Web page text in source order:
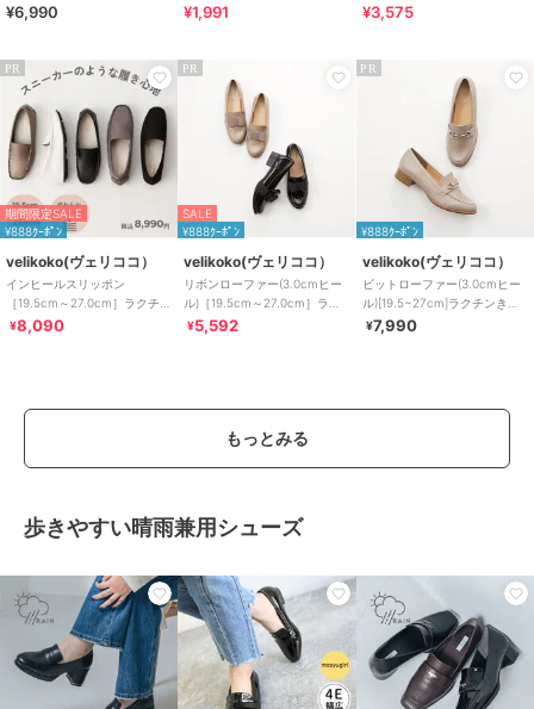
ラクチンきれいシューズ
¥6,990
晴雨兼用 折りたたみ傘 /G-
¥1,991 ¥3,575
PR
期間限定SALE
¥888ｸｰﾎﾟﾝ
velikoko(ヴェリココ）
インヒールスリッポン
［19.5cm～27.0cm］ラクチン
きれいシューズ
¥8,090
PR
SALE
¥888ｸｰﾎﾟﾝ
velikoko(ヴェリココ）
リボンローファー(3.0cmヒー
ル)［19.5cm～27.0cm］ラク
チンきれいシューズ
¥5,592
PR
¥888ｸｰﾎﾟﾝ
velikoko(ヴェリココ）
ビットローファー(3.0cmヒー
ル)[19.5~27cm]ラクチンきれ
いシューズ
¥7,990
もっとみる
歩きやすい晴雨兼用シューズ